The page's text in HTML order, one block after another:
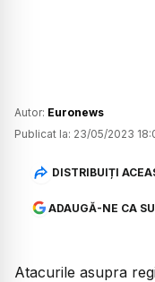
Autor: Euronews
Publicat la: 23/05/2023
DISTRIBUIȚI
ADAUGĂ-NE CA
Atacurile asupra